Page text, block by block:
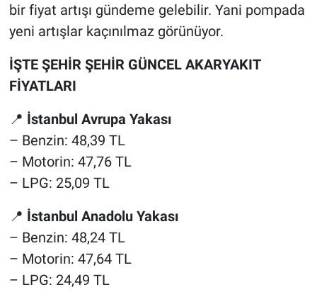
bir fiyat artışı gündeme gelebilir. Yani pompada
yeni artışlar kaçınılmaz görünüyor.
İŞTE ŞEHİR ŞEHİR GÜNCEL AKARYAKIT
FİYATLARI
📍 İstanbul Avrupa Yakası
– Benzin: 48,39 TL
– Motorin: 47,76 TL
– LPG: 25,09 TL
📍 İstanbul Anadolu Yakası
– Benzin: 48,24 TL
– Motorin: 47,64 TL
– LPG: 24,49 TL